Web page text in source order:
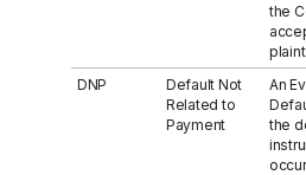
the
plaint.
DNP
Default Not
Related to
Payment
An
the